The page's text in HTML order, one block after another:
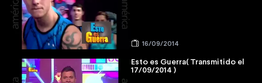
16/09/2014
Esto es Guerra( Transmitido el
17/09/2014 )